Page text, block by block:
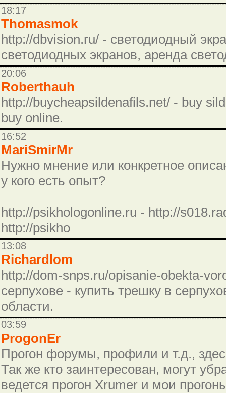
18:17
Thomasmok
http://dbvision.ru/ - светодиодный
светодиодных экранов, аренда
20:06
Roberthauh
http://buycheapsildenafils.net/ - buy
buy online.
16:52
MariSmirMr
Нужно мнение или конкретное
у кого есть опыт?
http://psikhologonline.ru - http://
http://psikho
13:08
Richardlom
http://dom-snps.ru/opisanie-obekta-
серпухове - купить трешку в
области.
03:59
ProgonEr
Прогон форумы, профили и т.д.,
Так же кто заинтересован, могут
ведется прогон Xrumer и мои